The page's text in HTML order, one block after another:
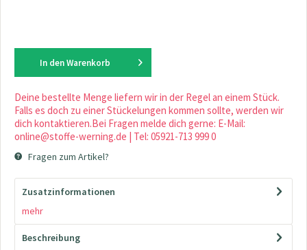
In den Warenkorb
Deine bestellte Menge liefern wir in der Regel an einem Stück.
Falls es doch zu einer Stückelungen kommen sollte, werden wir
dich kontaktieren.Bei Fragen melde dich gerne: E-Mail:
online@stoffe-werning.de | Tel: 05921-713 999 0
Fragen zum Artikel?
Zusatzinformationen
mehr
Beschreibung